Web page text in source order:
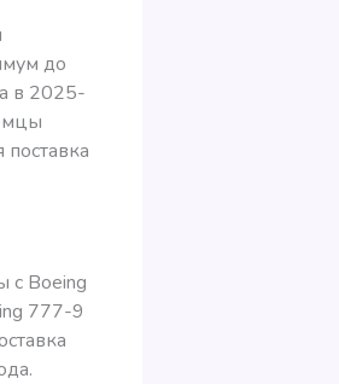
до
в 2025-
с Boeing
777-9